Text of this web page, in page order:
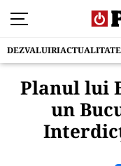
DEZVALUIRIACTUALITATE
Planul lui
un